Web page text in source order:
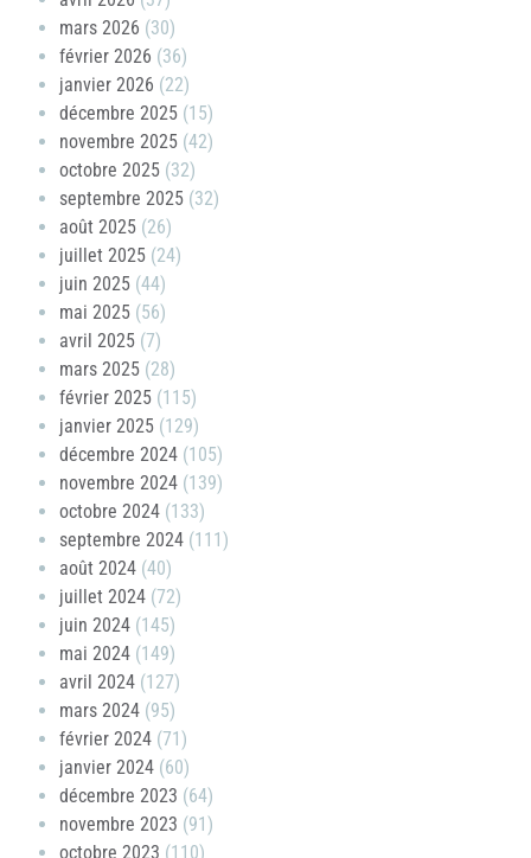
mars 2026 (30)
février 2026 (36)
janvier 2026 (22)
décembre 2025 (15)
novembre 2025 (42)
octobre 2025 (32)
septembre 2025 (32)
août 2025 (26)
juillet 2025 (24)
juin 2025 (44)
mai 2025 (56)
avril 2025 (7)
mars 2025 (28)
février 2025 (115)
janvier 2025 (129)
décembre 2024 (105)
novembre 2024 (139)
octobre 2024 (133)
septembre 2024 (111)
août 2024 (40)
juillet 2024 (72)
juin 2024 (145)
mai 2024 (149)
avril 2024 (127)
mars 2024 (95)
février 2024 (71)
janvier 2024 (60)
décembre 2023 (64)
novembre 2023 (91)
octobre 2023 (110)